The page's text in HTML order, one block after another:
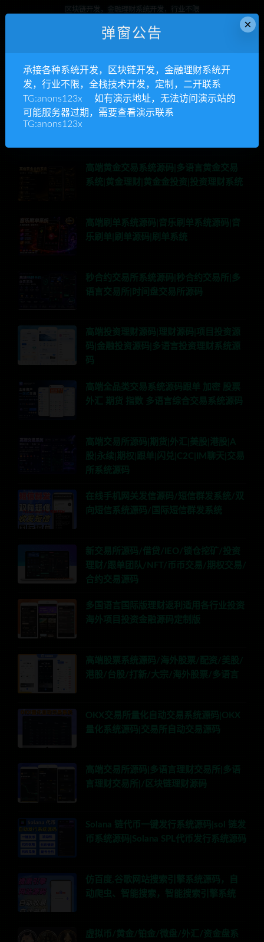
区块链开发，金融理财系统开发，行业不限
立即查看
用户下载源码排行
高端股票系统源码|多语言股票系统源码|
高端黄金交易系统源码|多语言黄金交易
系统|黄金理财|黄金金投资|投资理财系统
高端刷单系统源码|音乐刷单系统源码|音
乐刷单|刷单源码|刷单系统
秒合约交易所系统源码|秒合约交易所|多
语言交易所|时间盘交易所源码
高端投资理财源码|理财源码|项目投资源
码|金融投资源码|多语言投资理财系统源
码
高端全品类交易系统源码跟单 加密 股票
外汇 期货 指数 多语言综合交易系统源码
高端交易所源码|期货|外汇|美股|港股|A
股|永续|期权|跟单|闪兑|C2C|IM聊天|交易
所系统源码
在线手机网关发信源码/短信群发系统/双
向短信系统源码/国际短信群发系统
新交易所源码/借贷/IEO/锁仓挖矿/投资
理财/跟单团队/NFT/币币交易/期权交易/
合约交易源码
多国语言国际版理财返利适用各行业投资
海外项目投资金融源码定制版
高端股票系统源码/海外股票/配资/美股/
港股/台股/打新/大宗/海外股票/多语言
OKX交易所量化自动交易系统源码|OKX
量化系统源码|交易所自动交易源码
高端交易所源码|多语言理财交易所|多语
言理财交易所|/区块链理财源码
Solana 链代币一键发行系统源码|sol 链发
币系统源码|Solana SPL代币发行系统源码
仿百度,谷歌网站搜索引擎系统源码，自
动爬虫、智能搜索，智能搜索引擎系统
虚拟币/黄金/铂金/微盘/外汇/资金盘系
×
弹窗公告
承接各种系统开发，区块链开发，金融理财系统开
发，行业不限，全栈技术开发，定制，二开联系
TG:anons123x 如有演示地址，无法访问演示站的
可能服务器过期，需要查看演示联系
TG:anons123x